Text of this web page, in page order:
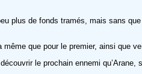
plus de fonds tramés, mais sans
que pour le premier, ainsi que
le prochain ennemi